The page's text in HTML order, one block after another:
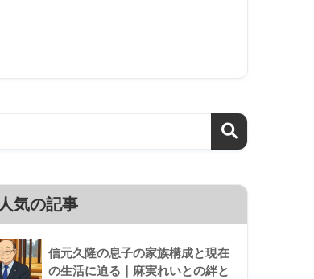
人気の記事
信元久隆の息子の家族構成と現在
の生活に迫る｜麻実れいとの絆と